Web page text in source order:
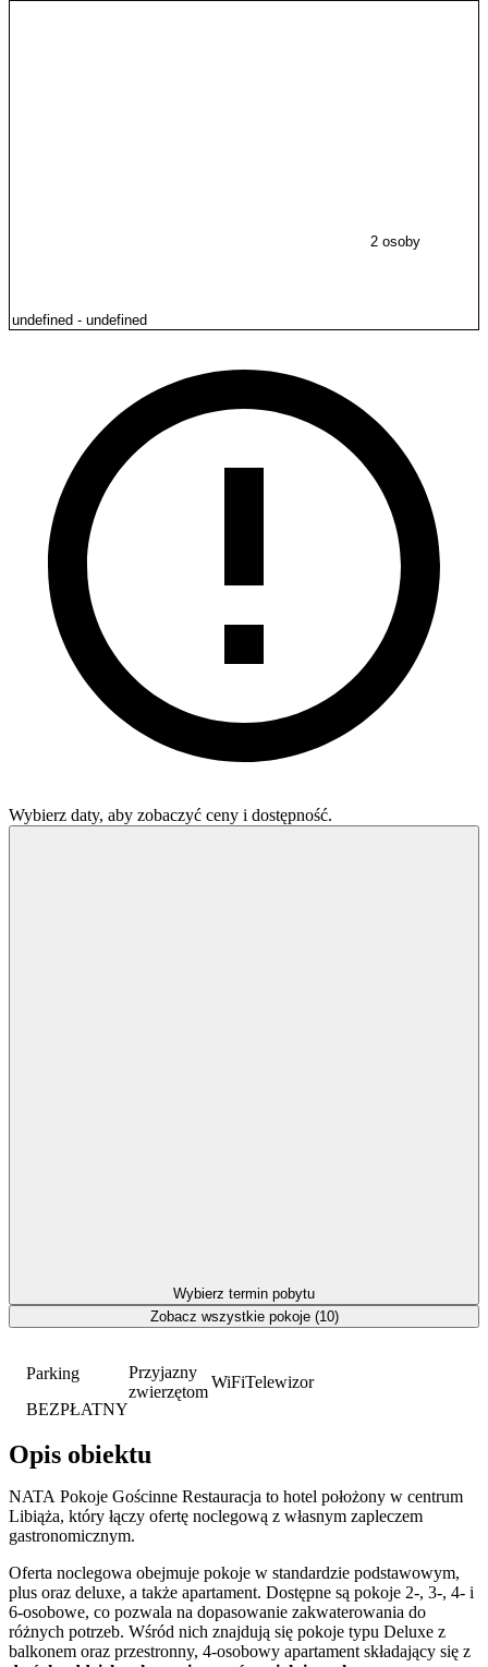
Parking
BEZPŁATNY
Przyjazny
zwierzętom
WiFiTelewizor
Opis obiektu
NATA Pokoje Gościnne Restauracja to hotel położony w centrum
Libiąża, który łączy ofertę noclegową z własnym zapleczem
gastronomicznym.
Oferta noclegowa obejmuje pokoje w standardzie podstawowym,
plus oraz deluxe, a także apartament. Dostępne są pokoje 2-, 3-, 4- i
6-osobowe, co pozwala na dopasowanie zakwaterowania do
różnych potrzeb. Wśród nich znajdują się pokoje typu Deluxe z
balkonem oraz przestronny, 4-osobowy apartament składający się z
2 osoby
Wybierz daty, aby zobaczyć ceny i dostępność.
Wybierz termin pobytu
Zobacz wszystkie pokoje (10)